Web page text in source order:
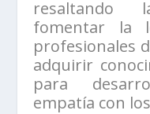
resaltando
fomentar la
profesionales
adquirir
para
empatía con